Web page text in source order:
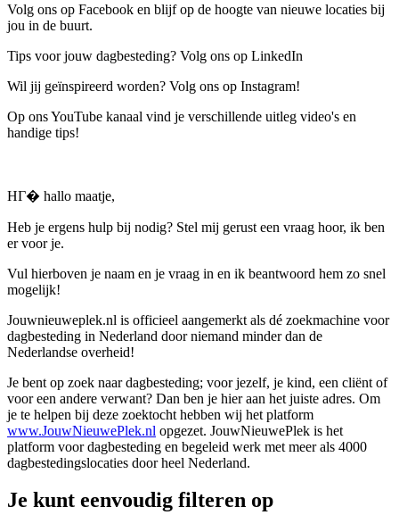
Volg ons op Facebook en blijf op de hoogte van nieuwe locaties bij
jou in de buurt.
Tips voor jouw dagbesteding? Volg ons op LinkedIn
Wil jij geïnspireerd worden? Volg ons op Instagram!
Op ons YouTube kanaal vind je verschillende uitleg video's en
handige tips!
HГ� hallo maatje,
Heb je ergens hulp bij nodig? Stel mij gerust een vraag hoor, ik ben
er voor je.
Vul hierboven je naam en je vraag in en ik beantwoord hem zo snel
mogelijk!
Jouwnieuweplek.nl is officieel aangemerkt als dé zoekmachine voor
dagbesteding in Nederland door niemand minder dan de
Nederlandse overheid!
Je bent op zoek naar dagbesteding; voor jezelf, je kind, een cliënt of
voor een andere verwant? Dan ben je hier aan het juiste adres. Om
je te helpen bij deze zoektocht hebben wij het platform
www.JouwNieuwePlek.nl opgezet. JouwNieuwePlek is het
platform voor dagbesteding en begeleid werk met meer als 4000
dagbestedingslocaties door heel Nederland.
Je kunt eenvoudig filteren op